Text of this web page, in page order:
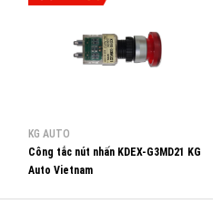
KG AUTO
Công tắc nút nhấn KDEX-G3MD21 KG
Auto Vietnam